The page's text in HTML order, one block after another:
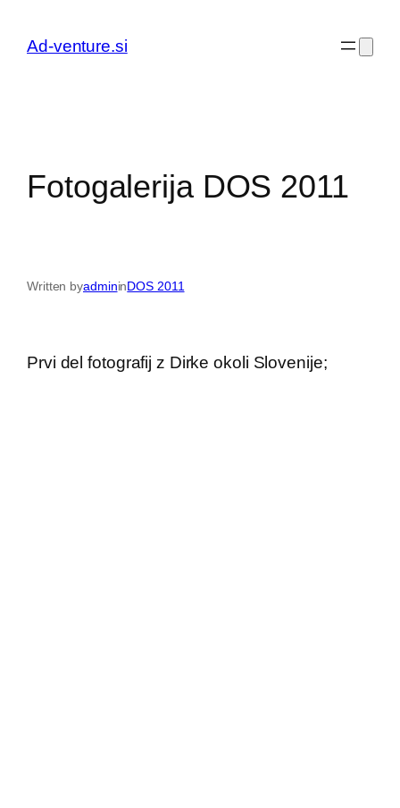
vsebino
Ad-venture.si
Fotogalerija DOS 2011
Written byadmininDOS 2011
Prvi del fotografij z Dirke okoli Slovenije;